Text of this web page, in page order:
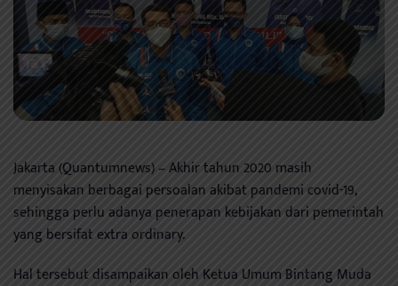
Jakarta (Quantumnews) – Akhir tahun 2020 masih
menyisakan berbagai persoalan akibat pandemi covid-19,
sehingga perlu adanya penerapan kebijakan dari pemerintah
yang bersifat extra ordinary.
Hal tersebut disampaikan oleh Ketua Umum Bintang Muda